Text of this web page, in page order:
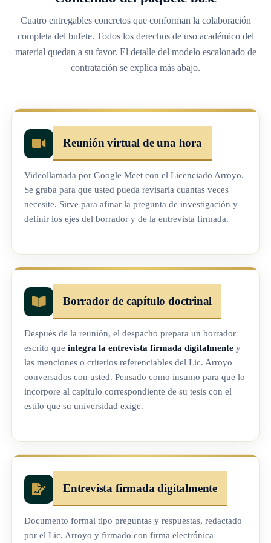
¿Cómo coordino la reunión virtual si vivo fuera
del país?
Su tesis merece una fuente primaria seria
Cuatro entregables concretos que conforman la colaboración
completa del bufete. Todos los derechos de uso académico del
material quedan a su favor. El detalle del modelo escalonado de
contratación se explica más abajo.
Reunión virtual de una hora
Videollamada por Google Meet con el Licenciado Arroyo.
Se graba para que usted pueda revisarla cuantas veces
necesite. Sirve para afinar la pregunta de investigación y
definir los ejes del borrador y de la entrevista firmada.
Borrador de capítulo doctrinal
Después de la reunión, el despacho prepara un borrador
escrito que integra la entrevista firmada digitalmente y
las menciones o criterios referenciables del Lic. Arroyo
conversados con usted. Pensado como insumo para que lo
incorpore al capítulo correspondiente de su tesis con el
estilo que su universidad exige.
Entrevista firmada digitalmente
Documento formal tipo preguntas y respuestas, redactado
por el Lic. Arroyo y firmado con firma electrónica